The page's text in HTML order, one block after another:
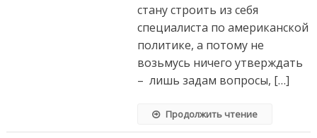
стану строить из себя
специалиста по американской
политике, а потому не
возьмусь ничего утверждать
– лишь задам вопросы, […]
Продолжить чтение